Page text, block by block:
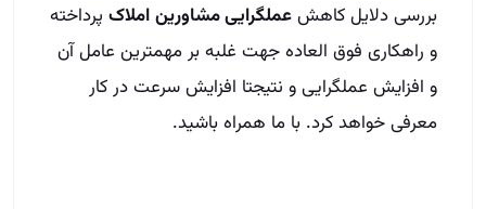
بررسی دلایل کاهشعملگرایی مشاوریناملاک پرداخته
و راهکاری فوق العاده جهت غلبه بر مهمترین عامل آن
و افزایش عملگرایی و نتیجتا افزایش سرعت در کار
معرفی خواهد کرد. با ما همراه باشید.